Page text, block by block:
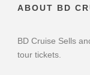
ABOUT BD
BD Cruise Sells
tour tickets.